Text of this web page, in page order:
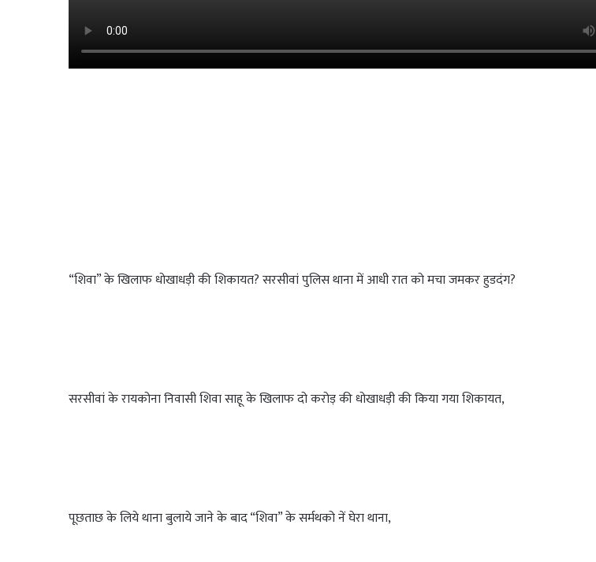
“शिवा” के खिलाफ धोखाधड़ी की शिकायत? सरसीवां पुलिस थाना में आधी रात को मचा जमकर हुडदंग?
सरसीवां के रायकोना निवासी शिवा साहू के खिलाफ दो करोड़ की धोखाधड़ी की किया गया शिकायत,
पूछताछ के लिये थाना बुलाये जाने के बाद “शिवा” के सर्मथको नें घेरा थाना,